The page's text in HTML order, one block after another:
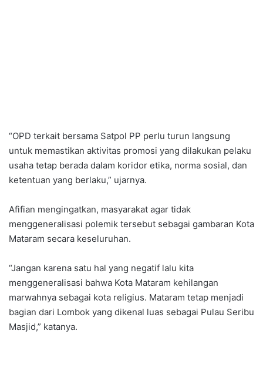
“OPD terkait bersama Satpol PP perlu turun langsung
untuk memastikan aktivitas promosi yang dilakukan pelaku
usaha tetap berada dalam koridor etika, norma sosial, dan
ketentuan yang berlaku,” ujarnya.
Afifian mengingatkan, masyarakat agar tidak
menggeneralisasi polemik tersebut sebagai gambaran Kota
Mataram secara keseluruhan.
“Jangan karena satu hal yang negatif lalu kita
menggeneralisasi bahwa Kota Mataram kehilangan
marwahnya sebagai kota religius. Mataram tetap menjadi
bagian dari Lombok yang dikenal luas sebagai Pulau Seribu
Masjid,” katanya.